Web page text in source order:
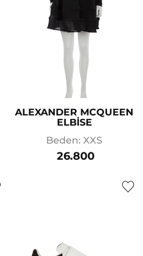
ALEXANDER MCQUEEN
ELBİSE
Beden: XXS
26.800